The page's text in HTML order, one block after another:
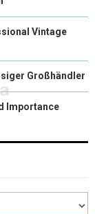
Vintage
Großhändler
Importance